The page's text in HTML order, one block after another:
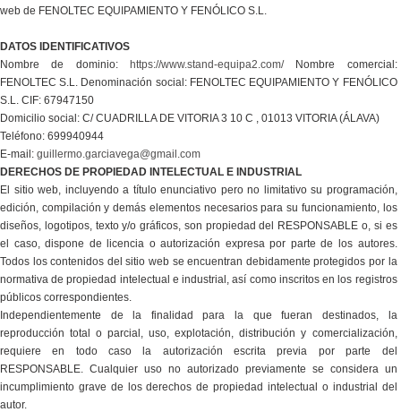
web de FENOLTEC EQUIPAMIENTO Y FENÓLICO S.L.
DATOS IDENTIFICATIVOS
Nombre de dominio:https://www.stand-equipa2.com/Nombre comercial:
FENOLTEC S.L. Denominación social: FENOLTEC EQUIPAMIENTO Y FENÓLICO
S.L. CIF: 67947150
Domicilio social: C/ CUADRILLA DE VITORIA 3 10 C , 01013 VITORIA (ÁLAVA)
Teléfono: 699940944
E-mail: guillermo.garciavega@gmail.com
DERECHOS DE PROPIEDAD INTELECTUAL E INDUSTRIAL
El sitio web, incluyendo a título enunciativo pero no limitativo su programación,
edición, compilación y demás elementos necesarios para su funcionamiento, los
diseños, logotipos, texto y/o gráficos, son propiedad del RESPONSABLE o, si es
el caso, dispone de licencia o autorización expresa por parte de los autores.
Todos los contenidos del sitio web se encuentran debidamente protegidos por la
normativa de propiedad intelectual e industrial, así como inscritos en los registros
públicos correspondientes.
Independientemente de la finalidad para la que fueran destinados, la
reproducción total o parcial, uso, explotación, distribución y comercialización,
requiere en todo caso la autorización escrita previa por parte del
RESPONSABLE. Cualquier uso no autorizado previamente se considera un
incumplimiento grave de los derechos de propiedad intelectual o industrial del
autor.